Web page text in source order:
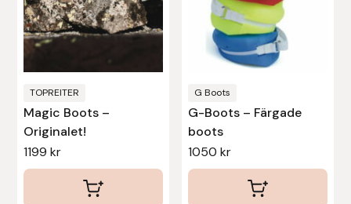
TOPREITER
Magic Boots –
Originalet!
1199kr
alternativen
kan
väljas
på
produktsidan
G Boots
G-Boots – Färgade
boots
1050 kr
alternativen
väljas
produktsidan
Protector
Redback
Roeckl
Safehorse of Sweden
Saltverk